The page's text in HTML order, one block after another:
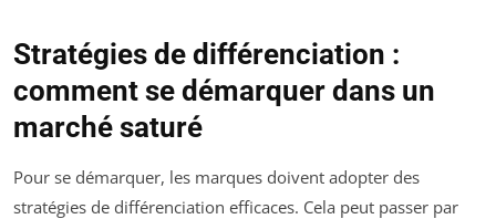
Stratégies de différenciation :
comment se démarquer dans un
marché saturé
Pour se démarquer, les marques doivent adopter des
stratégies de différenciation efficaces. Cela peut passer par